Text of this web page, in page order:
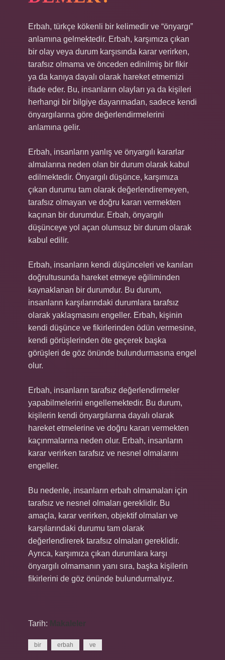
Erbah, türkçe kökenli bir kelimedir ve “önyargı”
anlamına gelmektedir. Erbah, karşımıza çıkan
bir olay veya durum karşısında karar verirken,
tarafsız olmama ve önceden edinilmiş bir fikir
ya da kanıya dayalı olarak hareket etmemizi
ifade eder. Bu, insanların olayları ya da kişileri
herhangi bir bilgiye dayanmadan, sadece kendi
önyargılarına göre değerlendirmelerini
anlamına gelir.
Erbah, insanların yanlış ve önyargılı kararlar
almalarına neden olan bir durum olarak kabul
edilmektedir. Önyargılı düşünce, karşımıza
çıkan durumu tam olarak değerlendiremeyen,
tarafsız olmayan ve doğru kararı vermekten
kaçınan bir durumdur. Erbah, önyargılı
düşünceye yol açan olumsuz bir durum olarak
kabul edilir.
Erbah, insanların kendi düşünceleri ve kanıları
doğrultusunda hareket etmeye eğiliminden
kaynaklanan bir durumdur. Bu durum,
insanların karşılarındaki durumlara tarafsız
olarak yaklaşmasını engeller. Erbah, kişinin
kendi düşünce ve fikirlerinden ödün vermesine,
kendi görüşlerinden öte geçerek başka
görüşleri de göz önünde bulundurmasına engel
olur.
Erbah, insanların tarafsız değerlendirmeler
yapabilmelerini engellemektedir. Bu durum,
kişilerin kendi önyargılarına dayalı olarak
hareket etmelerine ve doğru kararı vermekten
kaçınmalarına neden olur. Erbah, insanların
karar verirken tarafsız ve nesnel olmalarını
engeller.
Bu nedenle, insanların erbah olmamaları için
tarafsız ve nesnel olmaları gereklidir. Bu
amaçla, karar verirken, objektif olmaları ve
karşılarındaki durumu tam olarak
değerlendirerek tarafsız olmaları gereklidir.
Ayrıca, karşımıza çıkan durumlara karşı
önyargılı olmamanın yanı sıra, başka kişilerin
fikirlerini de göz önünde bulundurmalıyız.
Tarih: Makaleler
bir erbah ve